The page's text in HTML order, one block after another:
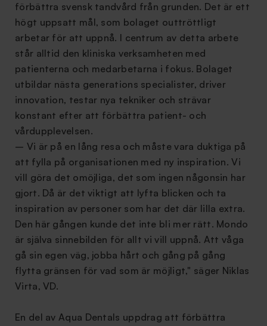
förbättra svensk tandvård från grunden. Det är ett
högt uppsatt mål, som bolaget outtröttligt
arbetar för att uppnå. I centrum av detta arbete
står alltid den kliniska verksamheten med
patienterna och medarbetarna i fokus. Bolaget
utbildar nästa generations specialister, driver
innovation, testar nya tekniker och strävar
konstant efter att förbättra patient- och
vårdupplevelsen.
– Vi är på en lång resa och måste vara duktiga på
att fylla på organisationen med ny inspiration. Vi
vill göra det omöjliga, det som ingen någonsin har
gjort. Då är det viktigt att lyfta blicken och ta
inspiration av personer som har det där lilla extra.
Den här gången kunde det inte bli mer rätt. Mondo
är själva sinnebilden för allt vi vill uppnå. Att våga
gå sin egen väg, jobba hårt och gång på gång
flytta gränsen för vad som är möjligt," säger Niklas
Virta, VD.
En del av Aqua Dentals uppdrag att förbättra